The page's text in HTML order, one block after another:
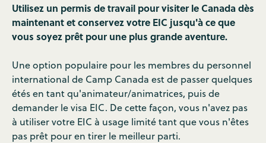
Utilisez un permis de travail pour visiter le Canada dès
maintenant et conservez votre EIC jusqu'à ce que
vous soyez prêt pour une plus grande aventure.
Une option populaire pour les membres du personnel
international de Camp Canada est de passer quelques
étés en tant qu'animateur/animatrices, puis de
demander le visa EIC. De cette façon, vous n'avez pas
à utiliser votre EIC à usage limité tant que vous n'êtes
pas prêt pour en tirer le meilleur parti.